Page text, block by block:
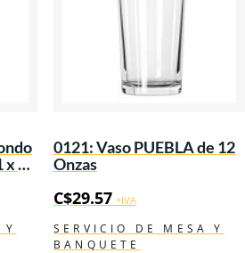
24
0121: Vaso PUEBLA de 12
Onzas
C$29.57 +IVA
SERVICIO DE MESA Y
BANQUETE